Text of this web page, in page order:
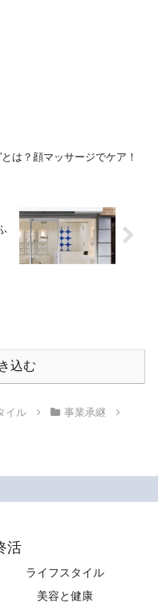
とは？顔マッサージでケア！
込む
イル
事業承継
活
ライフスタイル
美容と健康